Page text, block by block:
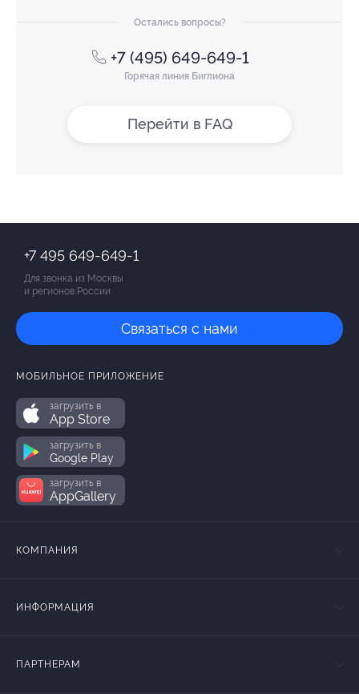
Остались вопросы?
+7 (495) 649-649-1
Горячая линия Биглиона
Перейти в FAQ
+7 495 649-649-1
Для звонка из Москвы
и регионов России
Связаться с нами
МОБИЛЬНОЕ ПРИЛОЖЕНИЕ
загрузить в
App Store
загрузить в
Google Play
загрузить в
AppGallery
КОМПАНИЯ
ИНФОРМАЦИЯ
ПАРТНЕРАМ